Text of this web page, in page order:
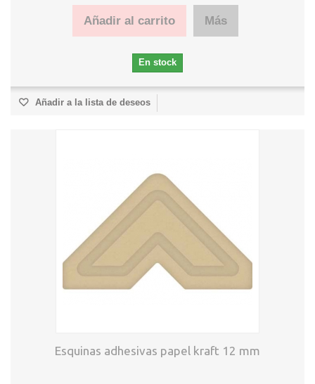
Añadir al carrito Más
En stock
Añadir a la lista de deseos
Esquinas adhesivas papel kraft 12 mm